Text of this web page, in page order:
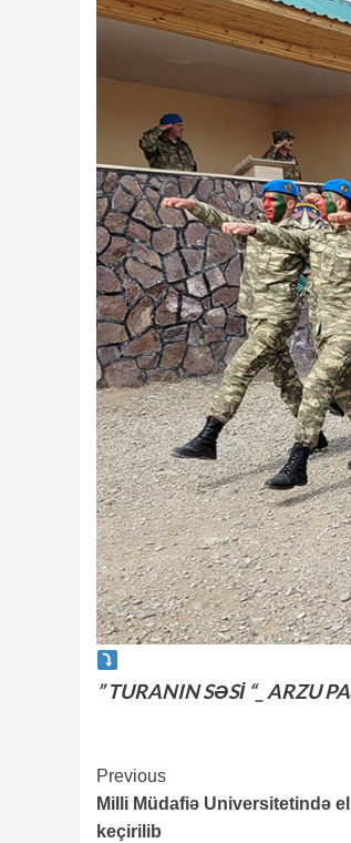
” TURANIN SƏSİ “_ ARZU
Continue
Reading
Previous
Milli Müdafiə Universitetində
keçirilib